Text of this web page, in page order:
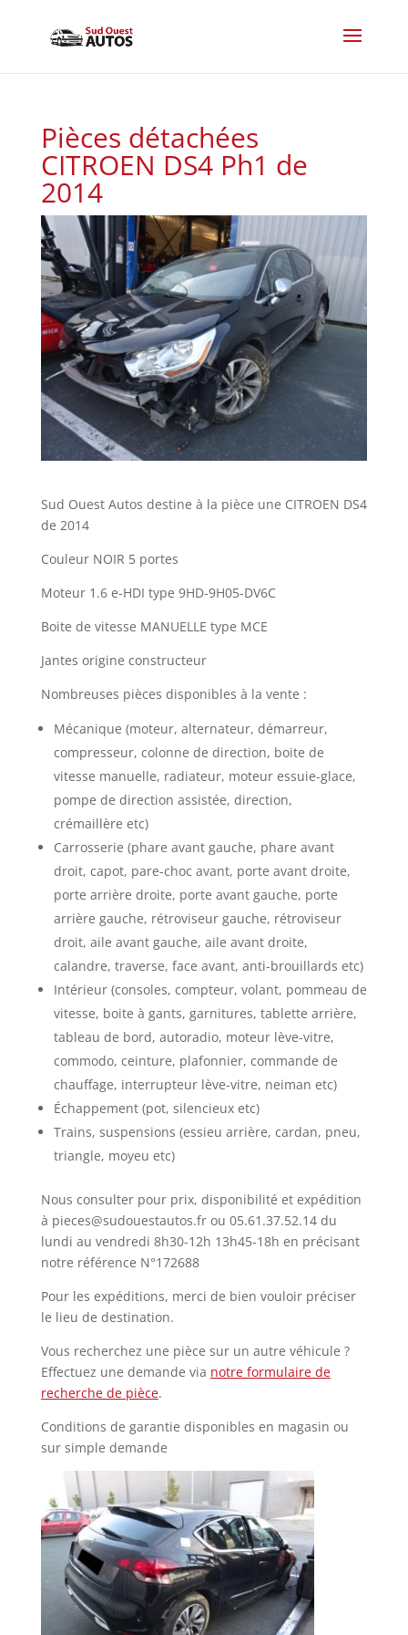
Pièces détachées
CITROEN DS4 Ph1 de
2014
Sud Ouest Autos destine à la pièce une CITROEN DS4
de 2014
Couleur NOIR 5 portes
Moteur 1.6 e-HDI type 9HD-9H05-DV6C
Boite de vitesse MANUELLE type MCE
Jantes origine constructeur
Nombreuses pièces disponibles à la vente :
Mécanique (moteur, alternateur, démarreur,
compresseur, colonne de direction, boite de
vitesse manuelle, radiateur, moteur essuie-glace,
pompe de direction assistée, direction,
crémaillère etc)
Carrosserie (phare avant gauche, phare avant
droit, capot, pare-choc avant, porte avant droite,
porte arrière droite, porte avant gauche, porte
arrière gauche, rétroviseur gauche, rétroviseur
droit, aile avant gauche, aile avant droite,
calandre, traverse, face avant, anti-brouillards etc)
Intérieur (consoles, compteur, volant, pommeau de
vitesse, boite à gants, garnitures, tablette arrière,
tableau de bord, autoradio, moteur lève-vitre,
commodo, ceinture, plafonnier, commande de
chauffage, interrupteur lève-vitre, neiman etc)
Échappement (pot, silencieux etc)
Trains, suspensions (essieu arrière, cardan, pneu,
triangle, moyeu etc)
Nous consulter pour prix, disponibilité et expédition
à pieces@sudouestautos.fr ou 05.61.37.52.14 du
lundi au vendredi 8h30-12h 13h45-18h en précisant
notre référence N°172688
Pour les expéditions, merci de bien vouloir préciser
le lieu de destination.
Vous recherchez une pièce sur un autre véhicule ?
Effectuez une demande via notre formulaire de
recherche de pièce.
Conditions de garantie disponibles en magasin ou
sur simple demande